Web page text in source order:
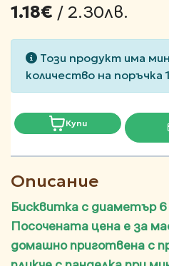
1.18€ / 2.30лв.
Този продукт има
количество на поръчка
Купи
Описание
Бисквитка с диаметър
Посочената цена е за
домашно приготвена с